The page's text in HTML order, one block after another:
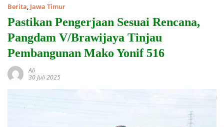
Berita, Jawa Timur
Pastikan Pengerjaan Sesuai Rencana,
Pangdam V/Brawijaya Tinjau
Pembangunan Mako Yonif 516
Ali
30 Juli 2025